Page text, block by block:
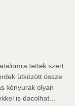
tettek szert
ütközött össze
kényurak olyan
is dacolhat...